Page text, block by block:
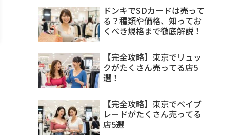
ドンキでSDカードは売って
る？種類や価格、知ってお
くべき規格まで徹底解説！
【完全攻略】東京でリュッ
クがたくさん売ってる店5
選！
【完全攻略】東京でベイブ
レードがたくさん売ってる
店5選